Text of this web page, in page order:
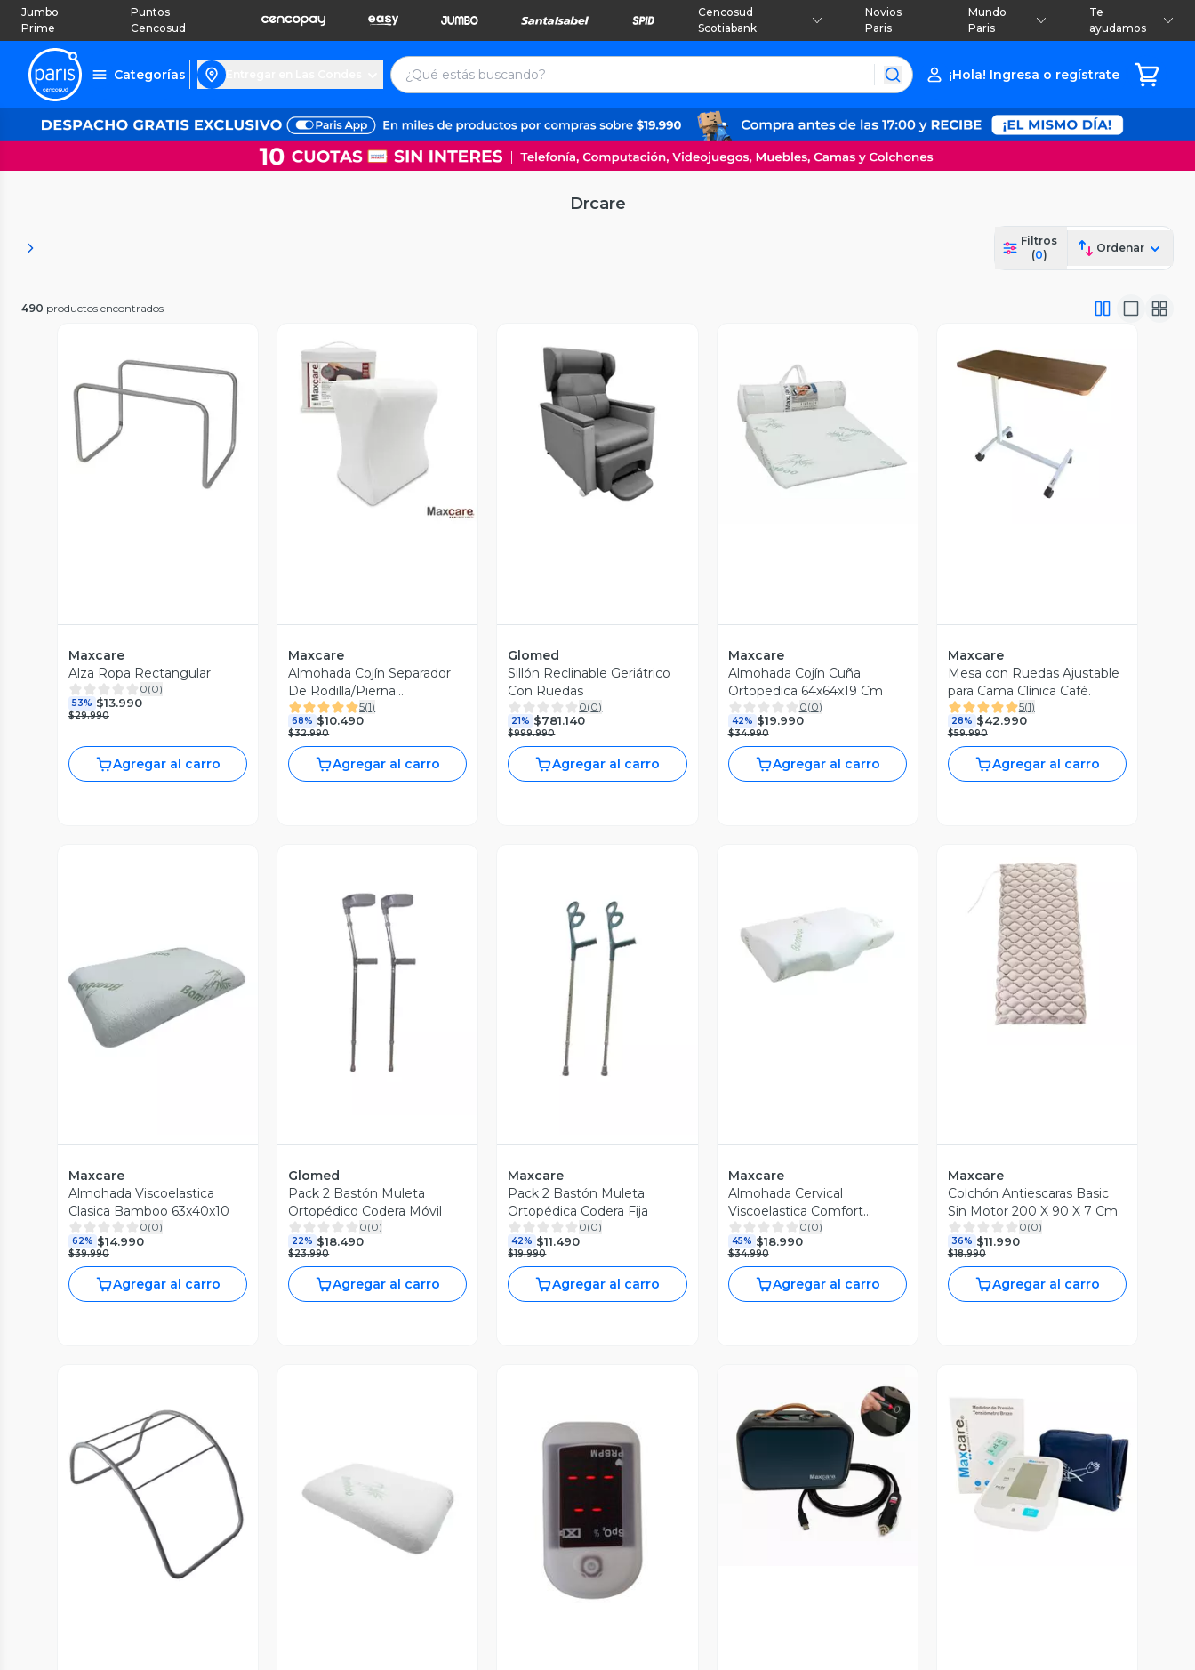
Jumbo
Prime
Puntos
Cencosud
Cencosud
Scotiabank
Novios
Paris
Mundo
Paris
Te
ayudamos
Categorías ¡Hola! Ingresa o regístrate
Drcare
Filtros
(0)
Ordenar
490 productos encontrados
Maxcare
Alza Ropa Rectangular
0(0)
53% $13.990
$29.990
Agregar al carro
Maxcare
Almohada Cojín Separador
De Rodilla/Pierna
Viscoelastico
5(1)
68% $10.490
$32.990
Agregar al carro
Vista Previa
Glomed
Sillón Reclinable Geriátrico
Con Ruedas
0(0)
21% $781.140
$999.990
Agregar al carro
Vista Previa
Maxcare
Almohada Cojín Cuña
Ortopedica 64x64x19 Cm
0(0)
42% $19.990
$34.990
Agregar al carro
Vista Previa
Maxcare
Mesa con Ruedas Ajustable
para Cama Clínica Café.
5(1)
28% $42.990
$59.990
Agregar al carro
Vista Previa
Maxcare
Almohada Viscoelastica
Clasica Bamboo 63x40x10
0(0)
62% $14.990
$39.990
Agregar al carro
Vista Previa
Glomed
Pack 2 Bastón Muleta
Ortopédico Codera Móvil
0(0)
22% $18.490
$23.990
Agregar al carro
Vista Previa
Maxcare
Pack 2 Bastón Muleta
Ortopédica Codera Fija
0(0)
42% $11.490
$19.990
Agregar al carro
Vista Previa
Maxcare
Almohada Cervical
Viscoelastica Comfort
60x38x12/8 0(0)
45% $18.990
$34.990
Agregar al carro
Vista Previa
Maxcare
Colchón Antiescaras Basic
Sin Motor 200 X 90 X 7 Cm
0(0)
36% $11.990
$18.990
Agregar al carro
Vista Previa
Vista Previa Vista Previa
Vista Previa Vista Previa